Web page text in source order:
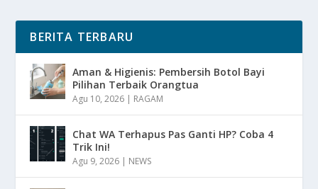
BERITA TERBARU
Aman & Higienis: Pembersih Botol Bayi
Pilihan Terbaik Orangtua
Agu 10, 2026 RAGAM
Chat WA Terhapus Pas Ganti HP? Coba 4
Trik Ini!
Agu 9, 2026 NEWS